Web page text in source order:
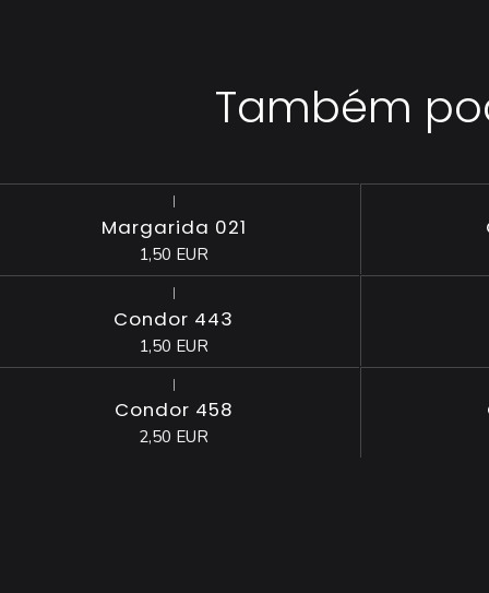
Também
|
Margarida 021
1,50 EUR
|
Condor 443
1,50 EUR
|
Condor 458
2,50 EUR